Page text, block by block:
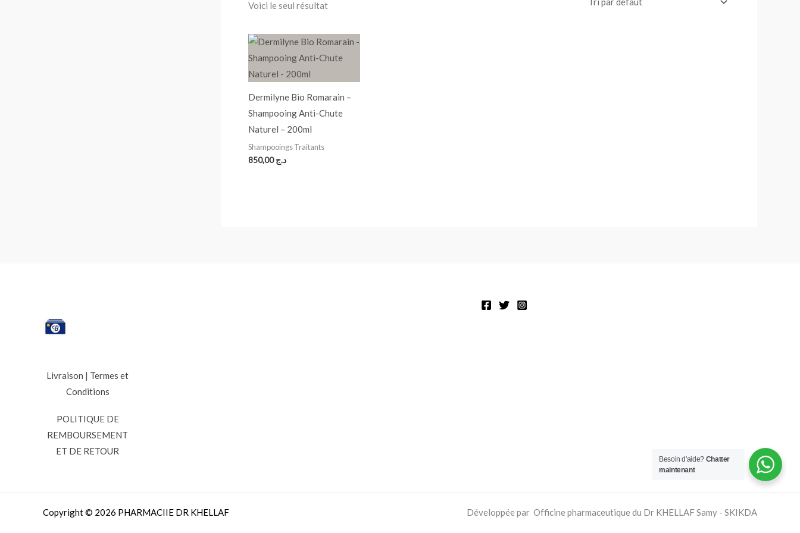
Voici le seul résultat
Dermilyne Bio Romarain –
Shampooing Anti-Chute
Naturel – 200ml
Shampooings Traitants
د.ج850,00
Livraison | Termes et
Conditions
POLITIQUE DE
REMBOURSEMENT
ET DE RETOUR
Copyright © 2026 PHARMACIIE DR KHELLAF Développée par Officine pharmaceutique du Dr KHELLAF Samy - SKIKDA
Besoin d'aide? Chatter
maintenant